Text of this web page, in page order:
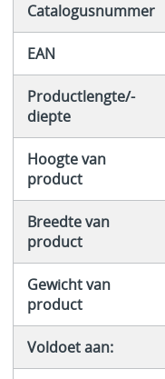
Catalogusnummer
EAN
Productlengte/-
diepte
Hoogte van
product
Breedte van
product
Gewicht van
product
Voldoet aan: